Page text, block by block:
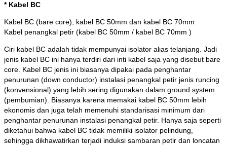
* Kabel BC
Kabel BC (bare core), kabel BC 50mm dan kabel BC 70mm
Kabel penangkal petir (kabel BC 50mm / kabel BC 70mm )
Ciri kabel BC adalah tidak mempunyai isolator alias telanjang. Jadi
jenis kabel BC ini hanya terdiri dari inti kabel saja yang disebut bare
core. Kabel BC jenis ini biasanya dipakai pada penghantar
penurunan (down conductor) instalasi penangkal petir jenis runcing
(konvensional) yang lebih sering digunakan dalam ground system
(pembumian). Biasanya karena memakai kabel BC 50mm lebih
ekonomis dan juga telah memenuhi standarisasi minimum dari
penghantar penurunan instalasi penangkal petir. Hanya saja seperti
diketahui bahwa kabel BC tidak memiliki isolator pelindung,
sehingga dikhawatirkan terjadi induksi sambaran petir dan loncatan